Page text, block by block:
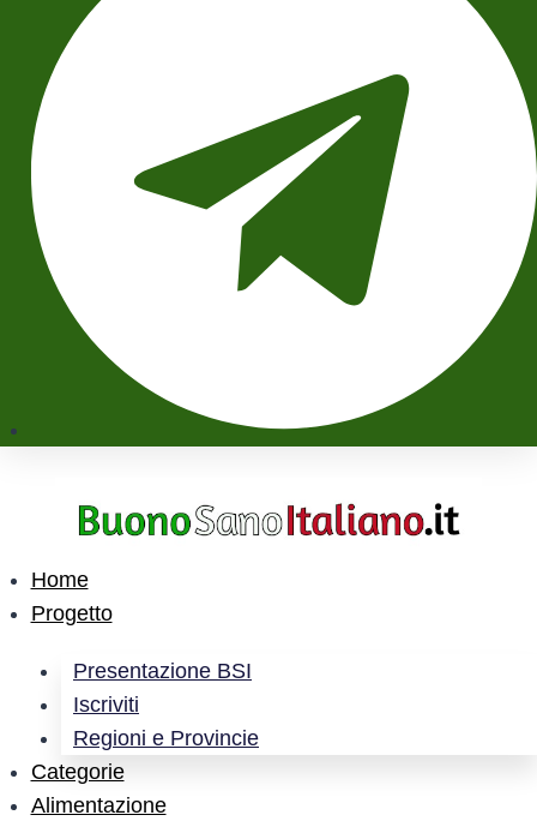
Home
Progetto
Presentazione BSI
Iscriviti
Regioni e Provincie
Categorie
Alimentazione